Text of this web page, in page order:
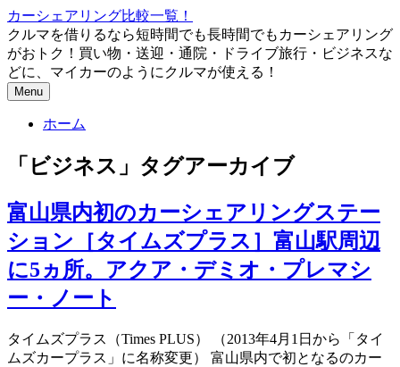
コ
ン
テ
ン
ツ
ッ
カーシェアリング比較一覧！
クルマを借りるなら短時間でも長時間でもカーシェアリング
がおトク！買い物・送迎・通院・ドライブ旅行・ビジネスな
どに、マイカーのようにクルマが使える！
Menu
ホーム
「 ビジネス 」タグアーカイブ
富山県内初のカーシェアリングステー
ション［タイムズプラス］富山駅周辺
に5ヵ所。アクア・デミオ・プレマシ
ー・ノート
タイムズプラス（Times PLUS） （2013年4月1日から「タイ
ムズカープラス」に名称変更） 富山県内で初となるのカー